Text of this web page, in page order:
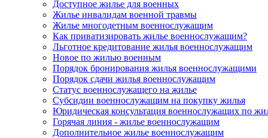
Доступное жилье для военных
Жилье инвалидам военной травмы
Жилье многодетным военнослужащим
Как приватизировать жилье военнослужащим?
Льготное кредитование жилья военнослужащим
Новое по жилью военным
Порядок бронирования жилья военнослужащими
Порядок сдачи жилья военнослужащим
Статус военнослужащего на жилье
Субсидии военнослужащим на покупку жилья
Юридическая консультация военнослужащих по
Горячая линия - жилье военнослужащим
Дополнительное жилье военнослужащим